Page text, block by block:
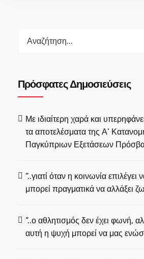
Πρόσφατες Δημοσιεύσεις
Με ιδιαίτερη χαρά και
τα αποτελέσματα της Α’
Παγκύπριων Εξετάσεων
“..γιατί όταν η κοινωνία επιλέγει
μπορεί πραγματικά να αλλάξει
“..ο αθλητισμός δεν έχει φωνή,
αυτή η ψυχή μπορεί να μας